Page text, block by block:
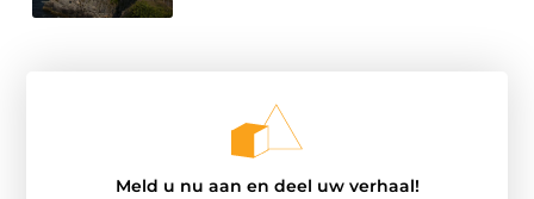
Meld u nu aan en deel uw verhaal!